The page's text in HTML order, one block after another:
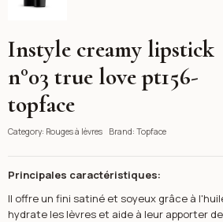
Instyle creamy lipstick
n°03 true love pt156-
topface
Category: Rouges à lèvres Brand: Topface
Principales caractéristiques:
Il offre un fini satiné et soyeux grâce à
hydrate les lèvres et aide à leur apporter